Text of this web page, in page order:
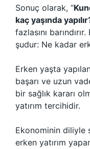
Sonuç olarak, “
kaç yaşında
fazlasını
şudur: Ne kadar
Erken yaşta
başarı ve uzun
bir sağlık kararı
yatırım tercihidir.
Ekonominin diliyle
erken yatırım